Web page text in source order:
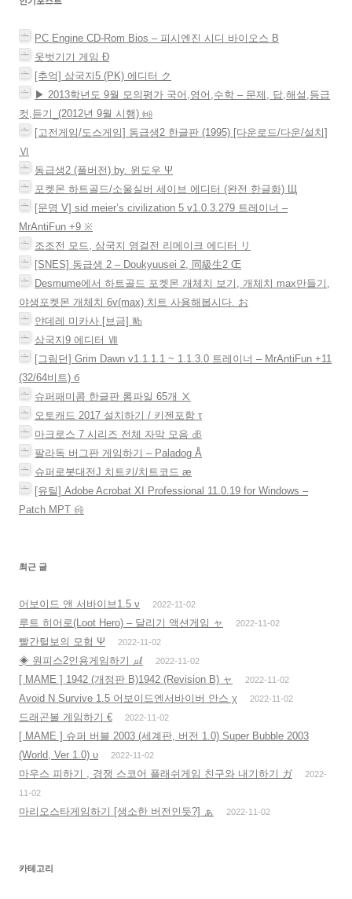
이
션
PC Engine CD-Rom Bios – 피시엔진 시디 바이오스 Β
옷벗기기 게임 Ð
[추억] 삼국지5 (PK) 에디터 ク
▶ 2013학년도 9월 모의평가 국어,영어,수학 – 문제, 답,해설,등급
컷,듣기_(2012년 9월 시행) ㈓
[고전게임/도스게임] 동급생2 한글판 (1995) [다운로드/다운/설치]
Ⅵ
동급생2 (풀버전) by. 윈도우 Ψ
포켓몬 하트골드/소울실버 세이브 에디터 (완전 한글화) Щ
[문명 V] sid meier’s civilization 5 v1.0.3.279 트레이너 –
MrAntiFun +9 ※
조조전 모드, 삼국지 영걸전 리메이크 에디터 リ
[SNES] 동급생 2 – Doukyuusei 2, 同級生2 Œ
Desmume에서 하트골드 포켓몬 개체치 보기, 개체치 max만들기,
야생포켓몬 개체치 6v(max) 치트 사용해봅시다. お
얀데레 미카사 [브금] ㏝
삼국지9 에디터 Ⅶ
[그림던] Grim Dawn v1.1.1.1 ~ 1.1.3.0 트레이너 – MrAntiFun +11
(32/64비트) б
슈퍼패미콤 한글판 롬파일 65개 Ⅹ
오토캐드 2017 설치하기 / 키젠포함 τ
마크로스 7 시리즈 전체 자막 모음 ㏈
팔라독 버그판 게임하기 – Paladog Å
슈퍼로봇대전J 치트키/치트코드 æ
[유틸] Adobe Acrobat XI Professional 11.0.19 for Windows –
Patch MPT ㉳
최근 글
어보이드 앤 서바이브1.5 ν 2022-11-02
루트 히어로(Loot Hero) – 달리기 액션게임 ャ 2022-11-02
빨간털보의 모험 Ψ 2022-11-02
◈ 원피스2인용게임하기 ㎕ 2022-11-02
[ MAME ] 1942 (개정판 B)1942 (Revision B) ャ 2022-11-02
Avoid N Survive 1.5 어보이드엔서바이버 안스 χ 2022-11-02
드래곤볼 게임하기 € 2022-11-02
[ MAME ] 슈퍼 버블 2003 (세계판, 버전 1.0) Super Bubble 2003
(World, Ver 1.0) υ
2022-11-02
마우스 피하기 , 경쟁 스코어 플래쉬게임 친구와 내기하기 ガ
2022-
11-02
마리오스타게임하기 [생소한 버전인듯?] ぁ 2022-11-02
카테고리